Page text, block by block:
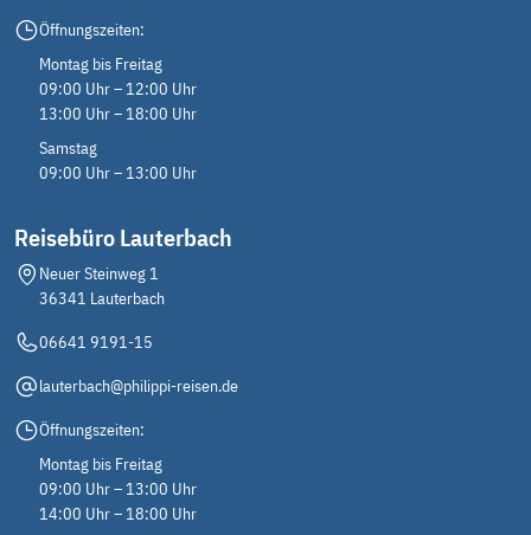
Öffnungszeiten:
Montag bis Freitag
09:00 Uhr – 12:00 Uhr
13:00 Uhr – 18:00 Uhr
Samstag
09:00 Uhr – 13:00 Uhr
Reisebüro Lauterbach
Neuer Steinweg 1
36341 Lauterbach
06641 9191-15
lauterbach@philippi-reisen.de
Öffnungszeiten:
Montag bis Freitag
09:00 Uhr – 13:00 Uhr
14:00 Uhr – 18:00 Uhr